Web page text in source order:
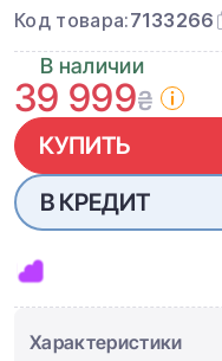
Код товара:7133266
В наличии
39 999₴
КУПИТЬ
В КРЕДИТ
Характеристики